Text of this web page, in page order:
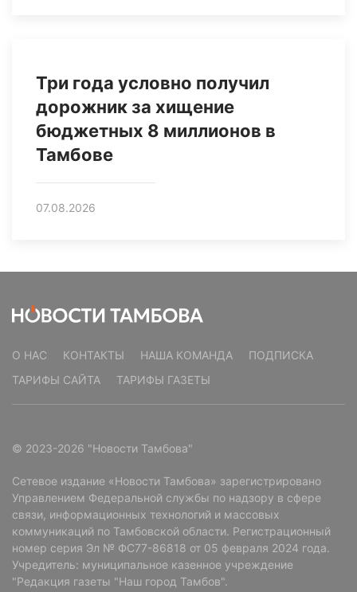
Три года условно получил
дорожник за хищение
бюджетных 8 миллионов в
Тамбове
07.08.2026
О НАС КОНТАКТЫ НАША КОМАНДА
ПОДПИСКА
ТАРИФЫ САЙТА
ТАРИФЫ ГАЗЕТЫ
© 2023-2026 "Новости Тамбова"
Сетевое издание «Новости Тамбова» зарегистрировано
Управлением Федеральной службы по надзору в сфере
связи, информационных технологий и массовых
коммуникаций по Тамбовской области. Регистрационный
номер серия Эл № ФС77-86818 от 05 февраля 2024 года.
Учредитель: муниципальное казенное учреждение
"Редакция газеты "Наш город Тамбов".